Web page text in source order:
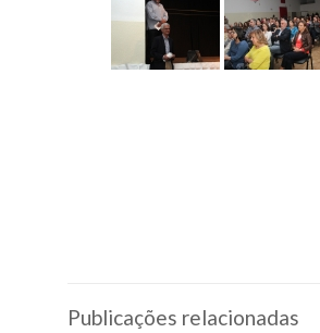
Publicações relacionadas